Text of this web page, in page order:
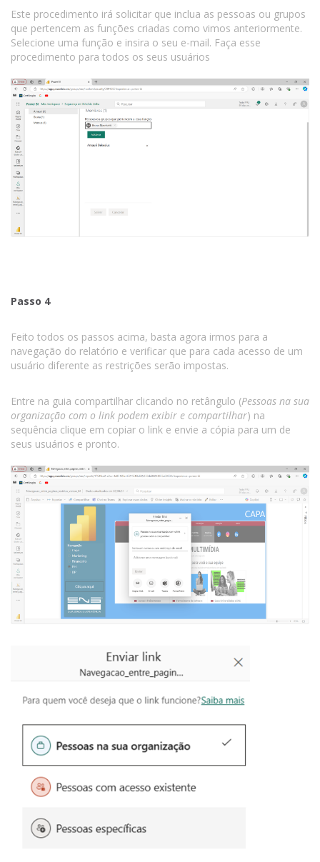
Este procedimento irá solicitar que inclua as pessoas ou grupos
que pertencem as funções criadas como vimos anteriormente.
Selecione uma função e insira o seu e-mail. Faça esse
procedimento para todos os seus usuários
Passo 4
Feito todos os passos acima, basta agora irmos para a
navegação do relatório e verificar que para cada acesso de um
usuário diferente as restrições serão impostas.
Entre na guia compartilhar clicando no retângulo (Pessoas na sua
organização com o link podem exibir e compartilhar) na
sequência clique em copiar o link e envie a cópia para um de
seus usuários e pronto.